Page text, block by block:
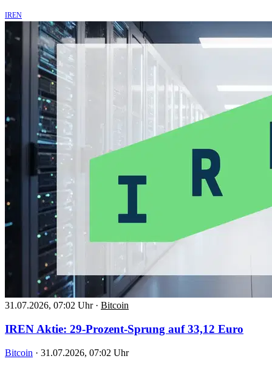
IREN
31.07.2026, 07:02 Uhr · Bitcoin
IREN Aktie: 29-Prozent-Sprung auf 33,12 Euro
Bitcoin · 31.07.2026, 07:02 Uhr